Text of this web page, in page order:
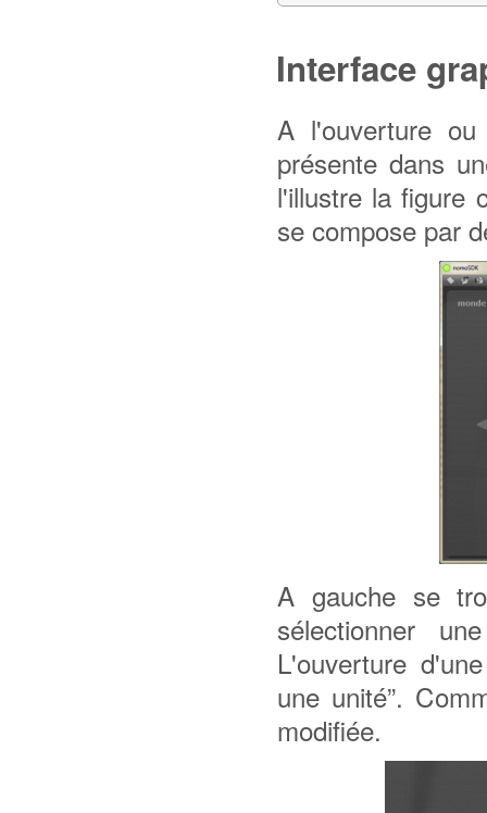
Interface
A l'ouverture
présente dans
l'illustre la figure
se compose par
A gauche se
sélectionner
L'ouverture
une unité”.
modifiée.